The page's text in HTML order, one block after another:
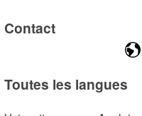
Contact
Toutes les langues